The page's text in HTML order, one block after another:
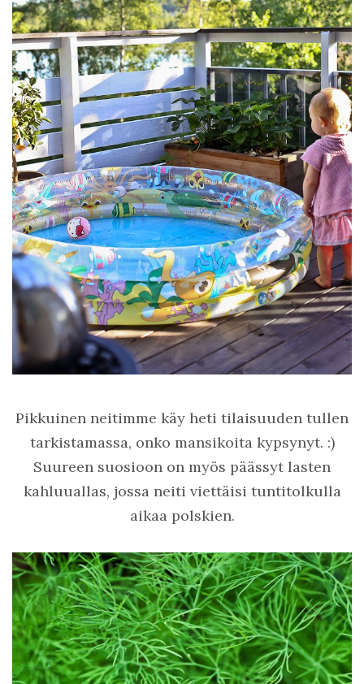
Pikkuinen neitimme käy heti tilaisuuden tullen
tarkistamassa, onko mansikoita kypsynyt. :)
Suureen suosioon on myös päässyt lasten
kahluuallas, jossa neiti viettäisi tuntitolkulla
aikaa polskien.